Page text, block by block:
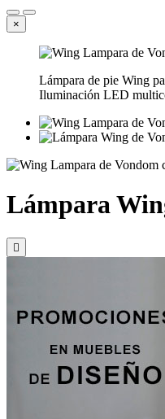
×
Lámpara de pie Wing
Iluminación LED
Lámpara
